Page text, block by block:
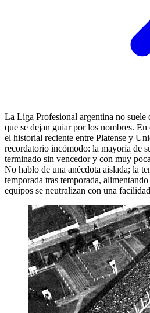
La Liga Profesional argentina no suele
que se dejan guiar por los nombres. En
el historial reciente entre Platense y
recordatorio incómodo: la mayoría de
terminado sin vencedor y con muy
No hablo de una anécdota aislada; la
temporada tras temporada,
equipos se neutralizan con una